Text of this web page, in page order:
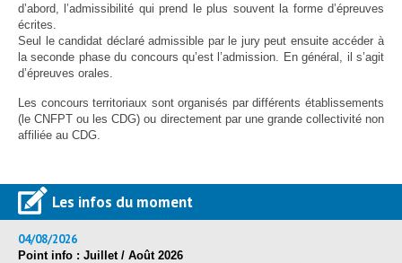
d’abord, l’admissibilité qui prend le plus souvent la forme d’épreuves
écrites.
Seul le candidat déclaré admissible par le jury peut ensuite accéder à
la seconde phase du concours qu’est l’admission. En général, il s’agit
d’épreuves orales.
Les concours territoriaux sont organisés par différents établissements
(le CNFPT ou les CDG) ou directement par une grande collectivité non
affiliée au CDG.
Les infos du moment
04/08/2026
Point info : Juillet / Août 2026